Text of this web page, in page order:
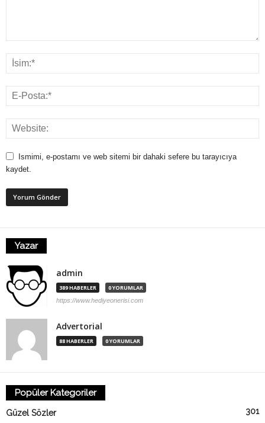
Ismimi, e-postamı ve web sitemi bir dahaki sefere bu tarayıcıya
kaydet.
Yazar
admin
389 HABERLER 0 YORUMLAR
https://www.hediyeonerisi.com
Advertorial
88 HABERLER 0 YORUMLAR
Popüler Kategoriler
Güzel Sözler 301